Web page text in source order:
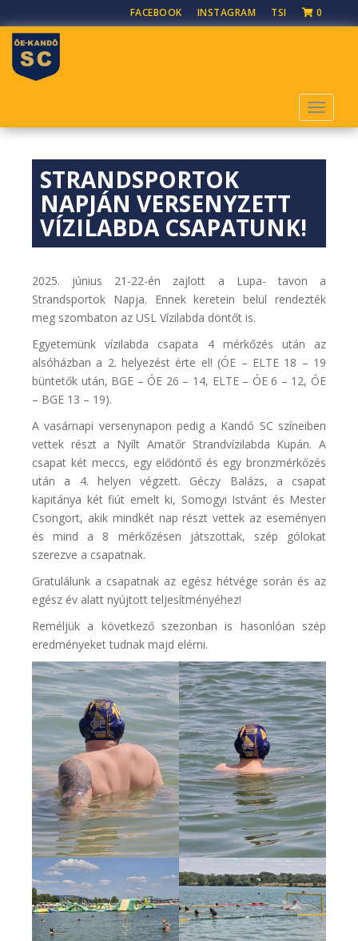
k
FACEBOOK INSTAGRAM TSI 0
STRANDSPORTOK
NAPJÁN VERSENYZETT
VÍZILABDA CSAPATUNK!
2025. június 21-22-én zajlott a Lupa- tavon a
Strandsportok Napja. Ennek keretein belül rendezték
meg szombaton az USL Vízilabda döntőt is.
Egyetemünk vízilabda csapata 4 mérkőzés után az
alsóházban a 2. helyezést érte el! (ÓE – ELTE 18 – 19
büntetők után, BGE – ÓE 26 – 14, ELTE – ÓE 6 – 12, ÓE
– BGE 13 – 19).
A vasárnapi versenynapon pedig a Kandó SC színeiben
vettek részt a Nyílt Amatőr Strandvízilabda Kupán. A
csapat két meccs, egy elődöntő és egy bronzmérkőzés
után a 4. helyen végzett. Géczy Balázs, a csapat
kapitánya két fiút emelt ki, Somogyi Istvánt és Mester
Csongort, akik mindkét nap részt vettek az eseményen
és mind a 8 mérkőzésen játszottak, szép gólokat
szerezve a csapatnak.
Gratulálunk a csapatnak az egész hétvége során és az
egész év alatt nyújtott teljesítményéhez!
Reméljük a következő szezonban is hasonlóan szép
eredményeket tudnak majd elérni.